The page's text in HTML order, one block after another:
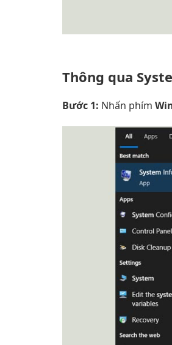
Thông qua
Bước 1: Nhấn phím